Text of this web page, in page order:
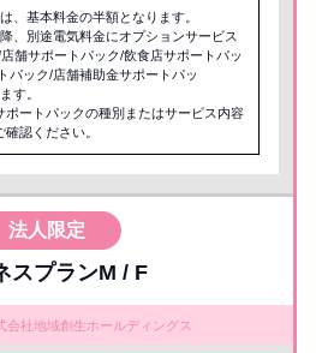
、基本料金の半額となります。
、別途電気料金にオプションサービス
舗サポートパック/飲食店サポートパッ
パック/店舗補助金サポートパッ
す。
ートパックの種別またはサービス内容
認ください。
スプランM / F
会社地域創生ホールディングス
法人限定